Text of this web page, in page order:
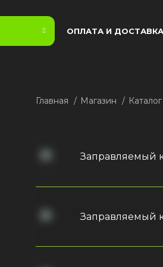
ОПЛАТА И ДОСТАВКА
Главная Магазин Каталог
Заправляемый
Заправляемый